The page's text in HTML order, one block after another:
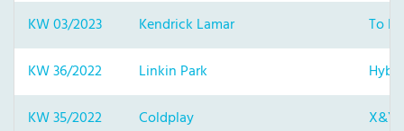
KW 03/2023
Kendrick Lamar
To
KW 36/2022
Linkin Park
KW 35/2022
Coldplay
X&Y